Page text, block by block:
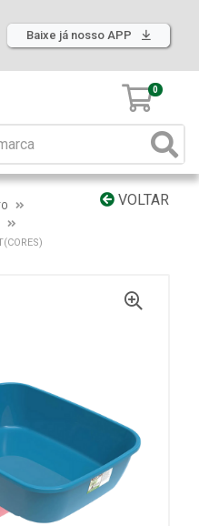
Baixe já nosso APP
0
VOLTAR